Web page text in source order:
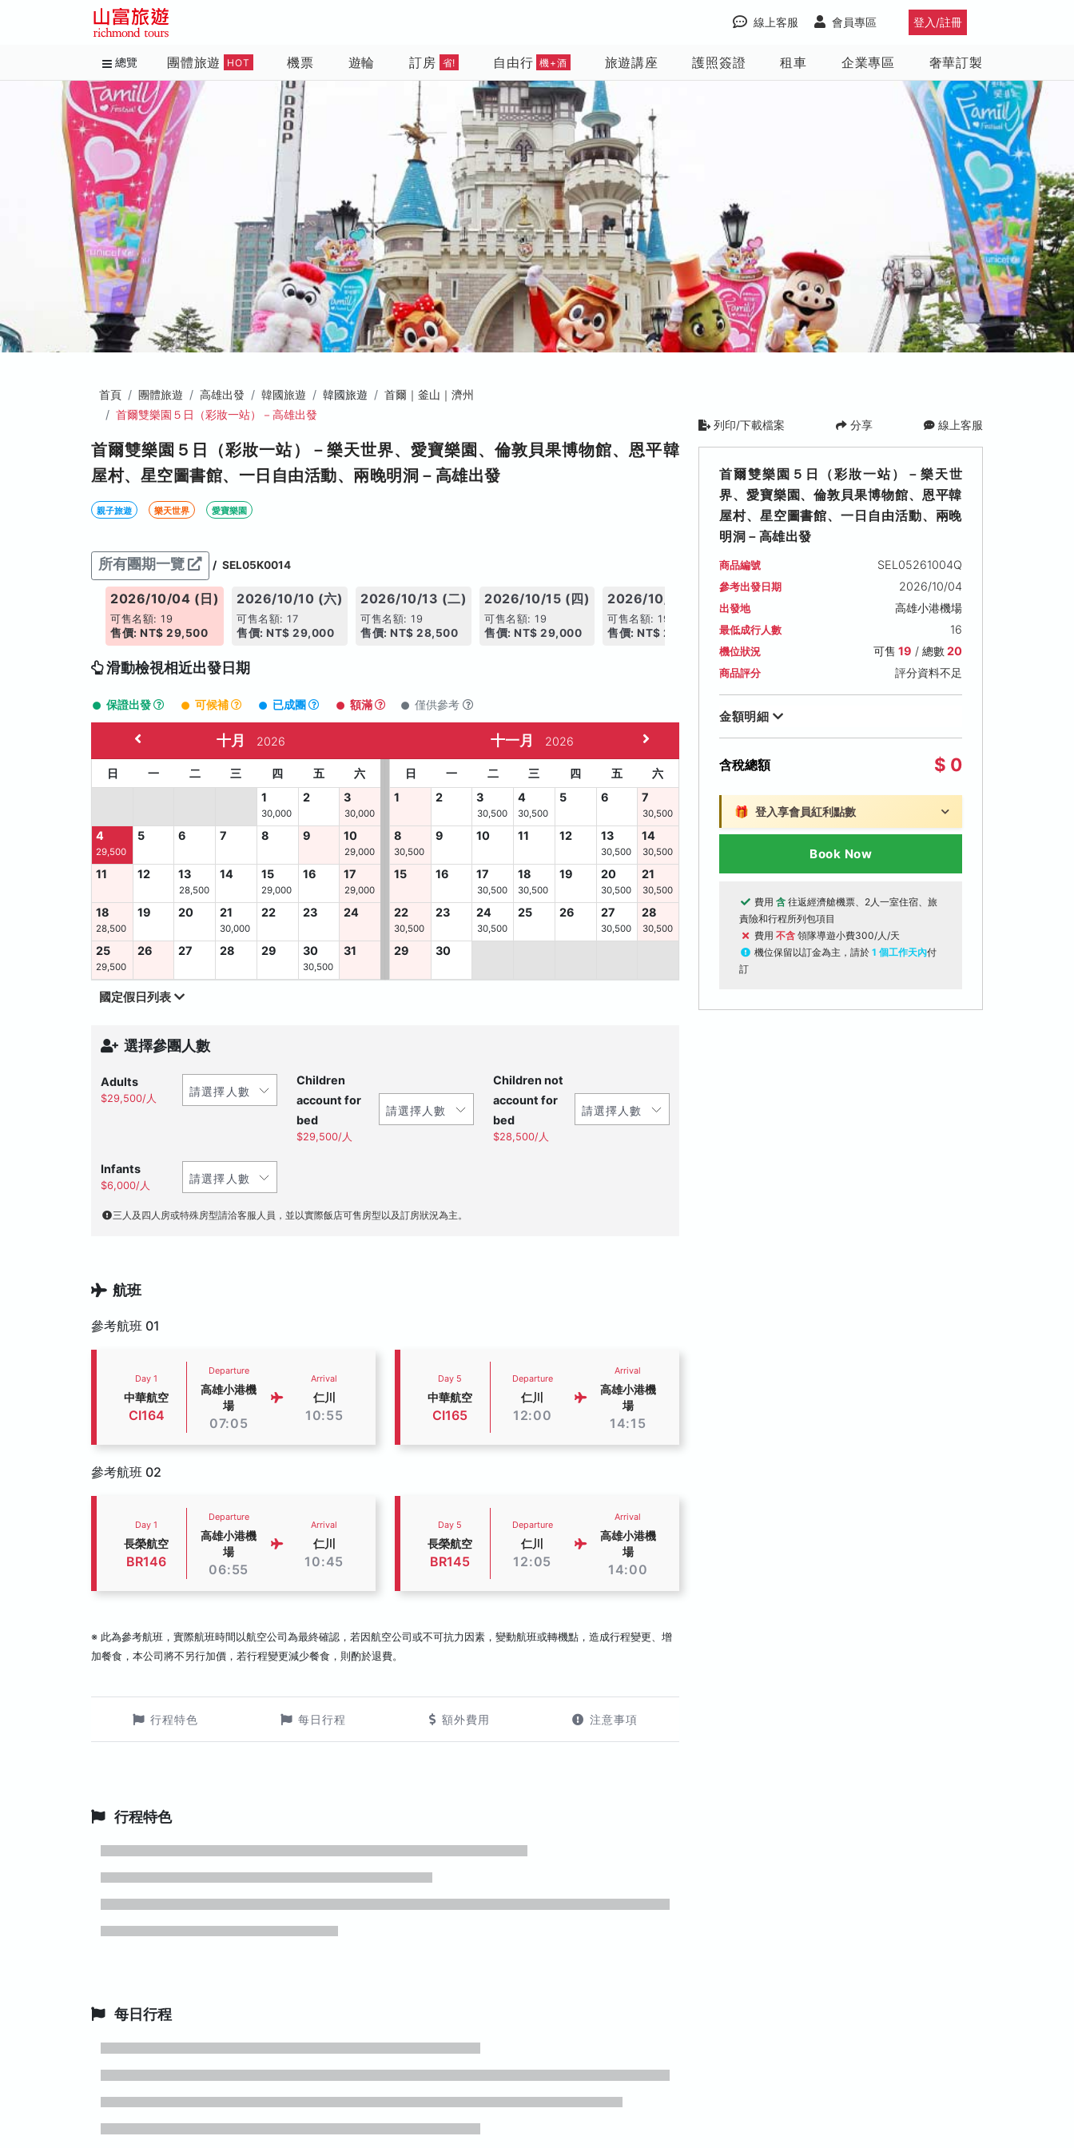
登入/註冊
會員專區
線上客服
總覽 團體旅遊 HOT 機票 遊輪 訂房 省! 自由行 機+酒 旅遊講座 護照簽證 租車 企業專區 奢華訂製
首頁 團體旅遊 高雄出發 韓國旅遊 韓國旅遊
首爾｜釜山｜濟州
首爾雙樂園５日（彩妝一站）－高雄出發
首爾雙樂園５日（彩妝一站）－樂天世界、愛寶樂園、倫敦貝果博物館、恩平韓
屋村、星空圖書館、一日自由活動、兩晚明洞－高雄出發
親子旅遊 樂天世界 愛寶樂園
所有團期一覽 / SEL05K0014
2026/10/04 (日)
可售名額: 19
售價: NT$ 29,500
2026/10/10 (六)
可售名額: 17
售價: NT$ 29,000
2026/10/13 (二)
可售名額: 19
售價: NT$ 28,500
2026/10/15 (四)
可售名額: 19
售價: NT$ 29,000
2026/10/17 (六)
可售名額: 19
售價: NT$ 29,000
2026/10/18 (日)
售價: NT$ 28,500
2026/10/21 (三)
滑動檢視相近出發日期
保證出發 可候補 已成團 額滿 僅供參考
十月 2026
日 一 二 三 四 五
六
1
30,000
2 3
30,000
4
29,500
5 6 7 8 9 10
29,000
11 12 13
28,500
14 15
29,000
16 17
29,000
18
28,500
19 20 21
30,000
22 23 24
25
29,500
26 27 28 29 30
30,500
31
國定假日列表
十一月 2026
日 一 二 三 四 五
六
1
2 3
30,500
4
30,500
5 6 7
30,500
8
30,500
9 10 11 12 13
30,500
14
30,500
15 16 17
30,500
18
30,500
19 20
30,500
21
30,500
22
30,500
23 24
30,500
25 26 27
30,500
28
30,500
29 30
選擇參團人數
Adults
$29,500/人
Children
account for
bed
$29,500/人
Children not
account for
bed
$28,500/人
Infants
$6,000/人
三人及四人房或特殊房型請洽客服人員，並以實際飯店可售房型以及訂房狀況為主。
航班
參考航班 01
Day 1
中華航空
CI164
Departure
高雄小港機
場
07:05
Arrival
仁川
10:55
Day 5
中華航空
CI165
Departure
仁川
12:00
Arrival
高雄小港機
場
14:15
參考航班 02
Day 1
長榮航空
BR146
Departure
高雄小港機
場
06:55
Arrival
仁川
10:45
Day 5
長榮航空
BR145
Departure
仁川
12:05
Arrival
高雄小港機
場
14:00
※ 此為參考航班，實際航班時間以航空公司為最終確認，若因航空公司或不可抗力因素，變動航班或轉機點，造成行程變更、增
加餐食，本公司將不另行加價，若行程變更減少餐食，則酌於退費。
行程特色 每日行程 額外費用 注意事項
行程特色
每日行程
列印/下載檔案 分享 線上客服
首爾雙樂園５日（彩妝一站）－樂天世
界、愛寶樂園、倫敦貝果博物館、恩平韓
屋村、星空圖書館、一日自由活動、兩晚
明洞－高雄出發
商品編號 SEL05261004Q
參考出發日期 2026/10/04
出發地 高雄小港機場
最低成行人數 16
機位狀況 可售 19 / 總數20
商品評分 評分資料不足
金額明細
含稅總額 $ 0
🎁 登入享會員紅利點數
Book Now
費用 含 往返經濟艙機票、2人一室住宿、旅
責險和行程所列包項目
費用 不含 領隊導遊小費300/人/天
機位保留以訂金為主，請於 1 個工作天內付
訂